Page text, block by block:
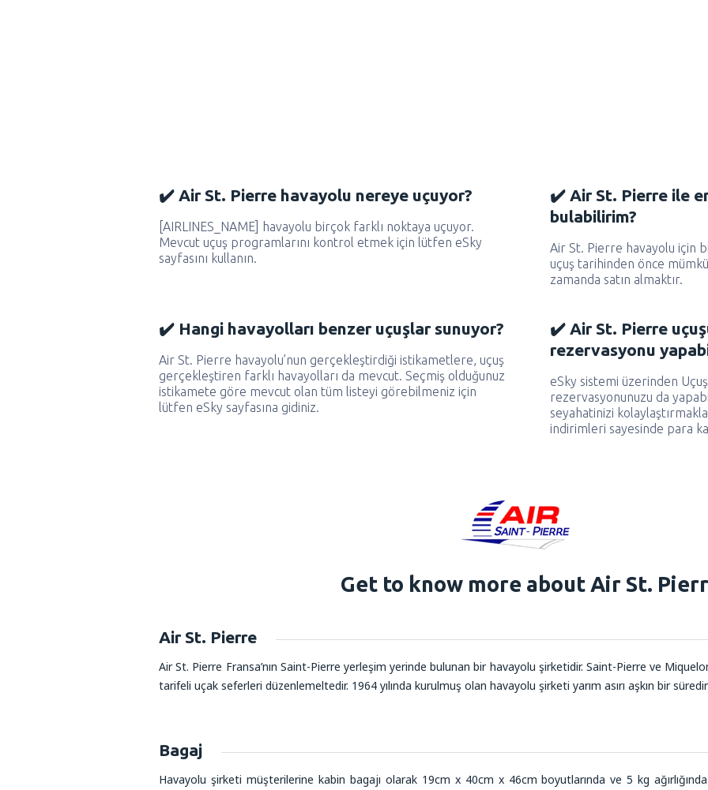
✔️ Air St. Pierre havayolu nereye uçuyor?
[AIRLINES_NAME] havayolu birçok farklı noktaya uçuyor.
Mevcut uçuş programlarını kontrol etmek için lütfen eSky
sayfasını kullanın.
✔️ Air St. Pierre ile
bulabilirim?
Air St. Pierre havayolu için
uçuş tarihinden önce
zamanda satın almaktır.
✔️ Hangi havayolları benzer uçuşlar sunuyor?
Air St. Pierre havayolu’nun gerçekleştirdiği istikametlere, uçuş
gerçekleştiren farklı havayolları da mevcut. Seçmiş olduğunuz
istikamete göre mevcut olan tüm listeyi görebilmeniz için
lütfen eSky sayfasına gidiniz.
✔️ Air St. Pierre
rezervasyonu
eSky sistemi üzerinden
rezervasyonunuzu da
seyahatinizi
indirimleri sayesinde para
Get to know more about Air St.
Air St. Pierre
Air St. Pierre Fransa’nın Saint-Pierre yerleşim yerinde bulunan bir havayolu şirketidir. Saint-Pierre ve
tarifeli uçak seferleri düzenlemeltedir. 1964 yılında kurulmuş olan havayolu şirketi yarım asırı aşkın bir
Bagaj
Havayolu şirketi müşterilerine kabin bagajı olarak 19cm x 40cm x 46cm boyutlarında ve 5 kg